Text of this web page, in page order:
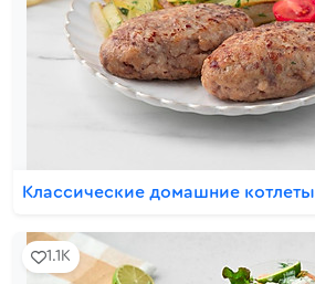
Классические домашние котлеты
1.1K